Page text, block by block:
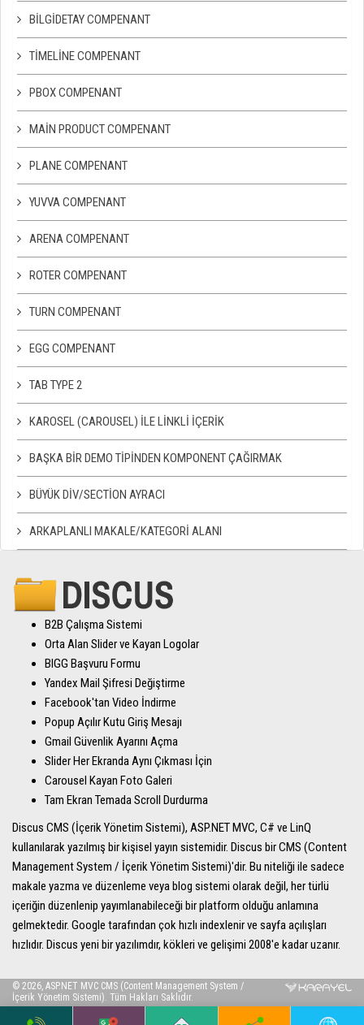
BILGIDETAY COMPENANT
TIMELINE COMPENANT
PBOX COMPENANT
MAIN PRODUCT COMPENANT
PLANE COMPENANT
YUVVA COMPENANT
ARENA COMPENANT
ROTER COMPENANT
TURN COMPENANT
EGG COMPENANT
TAB TYPE 2
KAROSEL (CAROUSEL) ILE LINKLI İÇERIK
BAŞKA BIR DEMO TIPINDEN KOMPONENT ÇAĞIRMAK
BÜYÜK DIV/SECTION AYRACI
ARKAPLANLI MAKALE/KATEGORI ALANI
B2B Çalışma Sistemi
Orta Alan Slider ve Kayan Logolar
BIGG Başvuru Formu
Yandex Mail Şifresi Değiştirme
Facebook'tan Video İndirme
Popup Açılır Kutu Giriş Mesajı
Gmail Güvenlik Ayarını Açma
Slider Her Ekranda Aynı Çıkması İçin
Carousel Kayan Foto Galeri
Tam Ekran Temada Scroll Durdurma
Discus CMS (İçerik Yönetim Sistemi), ASP.NET MVC, C# ve LinQ
kullanılarak yazılmış bir kişisel yayın sistemidir. Discus bir CMS (Content
Management System / İçerik Yönetim Sistemi)'dir. Bu niteliği ile sadece
makale yazma ve düzenleme veya blog sistemi olarak değil, her türlü
içeriğin düzenlenip yayımlanabileceği bir platform olduğu anlamına
gelmektedir. Google tarafından çok hızlı indexlenir ve sayfa açılışları
hızlıdır. Discus yeni bir yazılımdır, kökleri ve gelişimi 2008'e kadar uzanır.
© 2026, ASP.NET MVC CMS (Content Management System /
İçerik Yönetim Sistemi). Tüm Hakları Saklıdır.